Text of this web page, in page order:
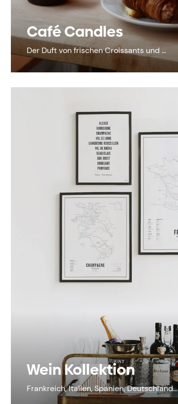
Café Candles
Der Duft von frischen Croissants und Kaffee
Wein Kollektion
Frankreich, Italien, Spanien, Deutschland...